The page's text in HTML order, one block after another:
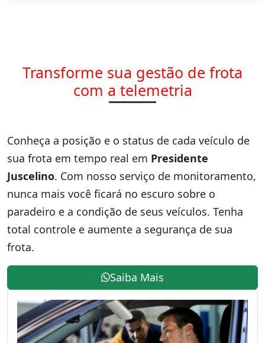
Transforme sua gestão de frota
com a telemetria
Conheça a posição e o status de cada veículo de
sua frota em tempo real em Presidente
Juscelino. Com nosso serviço de monitoramento,
nunca mais você ficará no escuro sobre o
paradeiro e a condição de seus veículos. Tenha
total controle e aumente a segurança de sua
frota.
Saiba Mais